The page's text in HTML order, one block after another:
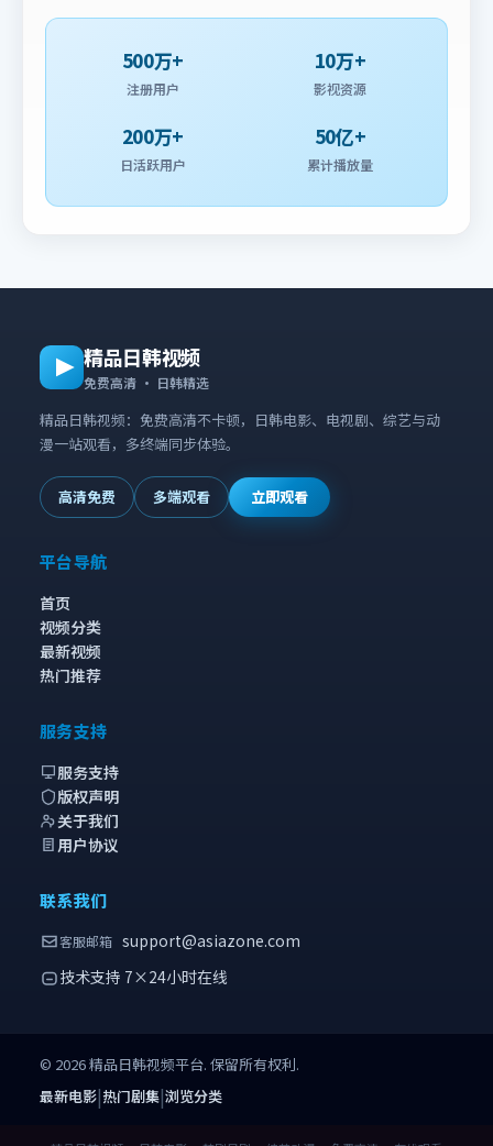
500万+
注册用户
10万+
影视资源
200万+
日活跃用户
50亿+
累计播放量
精品日韩视频
免费高清 · 日韩精选
精品日韩视频：免费高清不卡顿，日韩电影、电视剧、综艺与动
漫一站观看，多终端同步体验。
高清免费 多端观看 立即观看
平台导航
首页
视频分类
最新视频
热门推荐
服务支持
服务支持
版权声明
关于我们
用户协议
联系我们
客服邮箱 support@asiazone.com
技术支持 7×24小时在线
© 2026精品日韩视频平台. 保留所有权利.
最新电影|热门剧集|浏览分类